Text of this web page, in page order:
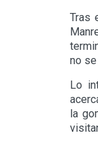
Tras
no
Lo
la